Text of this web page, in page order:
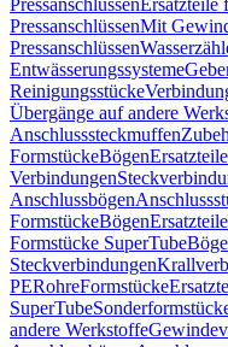
PressanschlüssenErsatzteile
PressanschlüssenMit
Pressanschlüssen
Entwässerungssysteme
Reinigungsstücke
Übergänge auf andere
Anschlusssteckmuffen
FormstückeBögen
Verbindungen
Anschlussbögen
FormstückeBögen
Formstücke SuperTube
Steckverbindungen
PERohreFormstücke
SuperTube
andere Werkstoffe